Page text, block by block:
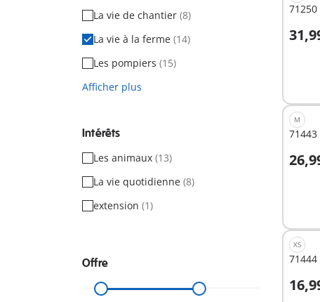
La vie de chantier (8)
La vie à la ferme (14)
Les pompiers (15)
Afficher plus
Intérêts
Les animaux (13)
La vie quotidienne (8)
extension (1)
Offre
M
XS